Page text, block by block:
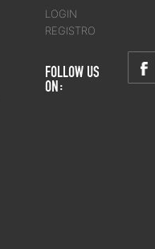
LOGIN
REGISTRO
FOLLOW US
ON: